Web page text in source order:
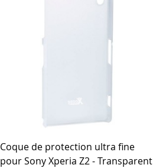
Coque de protection ultra fine
pour Sony Xperia Z2 - Transparent